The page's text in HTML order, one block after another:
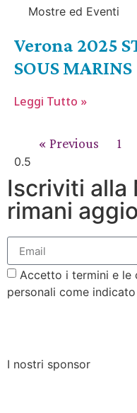
Mostre ed Eventi
Verona 2025
SOUS MARINS
Leggi Tutto »
« Previous 1
Iscriviti alla
rimani
Accetto i termini e le
personali come
I nostri sponsor